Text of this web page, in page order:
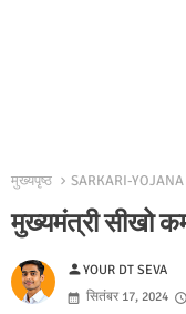
मुख्यपृष्ठ SARKARI-YOJANA
मुख्यमंत्री सीखो
personYOUR DT SEVA
सितंबर 17, 2024